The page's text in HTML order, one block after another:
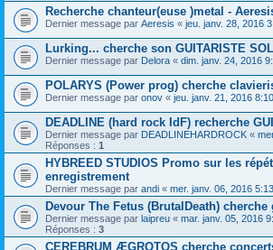
Recherche chanteur(euse )metal -
Dernier message par Aeresis « jeu. janv. 28, 2016
Lurking... cherche son GUITARISTE
Dernier message par Delora « dim. janv. 24, 2016
POLARYS (Power prog) cherche
Dernier message par onov « jeu. janv. 21, 2016
DEADLINE (hard rock IdF) recherche
Dernier message par DEADLINEHARDROCK «
Réponses : 1
HYBREED STUDIOS Promo sur les
enregistrement
Dernier message par andi « mer. janv. 06, 2016
Devour The Fetus (BrutalDeath) cherche
Dernier message par laipreu « mar. janv. 05, 2016
Réponses : 3
CEREBRUM ÆGROTOS cherche